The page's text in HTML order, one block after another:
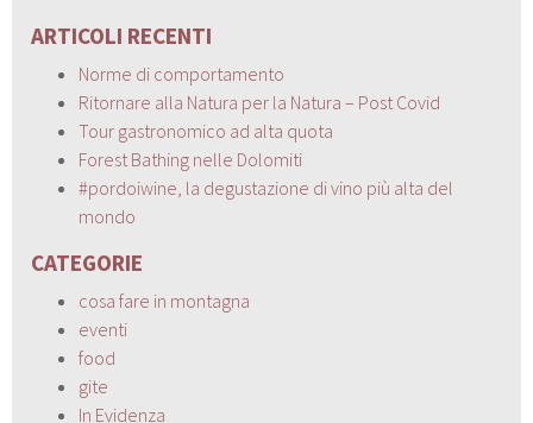
ARTICOLI RECENTI
Norme di comportamento
Ritornare alla Natura per la Natura – Post Covid
Tour gastronomico ad alta quota
Forest Bathing nelle Dolomiti
#pordoiwine, la degustazione di vino più alta del
mondo
CATEGORIE
cosa fare in montagna
eventi
food
gite
In Evidenza